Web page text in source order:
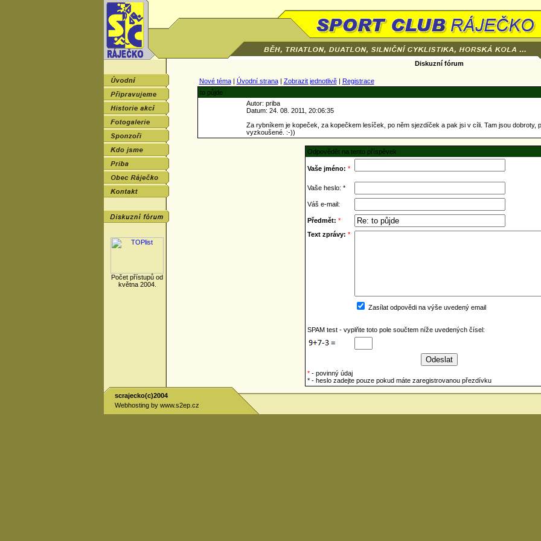
Počet přístupů od
května 2004.
Diskuzní fórum
Nové téma| Úvodní strana| Zobrazit jednotlivě| Registrace
to půjde
Autor: priba
Datum: 24. 08. 2011, 20:06:35
Za rybníkem je kopeček, za kopečkem lesíček, po něm sjezdíček a pak jsi v cíli. Tam jsou dobroty,
vyzkoušené. :-))
Odpovědět na tento příspěvek
Vaše jméno: *
Vaše heslo: *
Váš e-mail:
Předmět: *
Text zprávy: *
Zasílat odpovědi na výše uvedený email
SPAM test - vyplňte toto pole součtem níže uvedených čísel:
*- povinný údaj
* - heslo zadejte pouze pokud máte zaregistrovanou přezdívku
scrajecko(c)2004
Webhosting by www.s2ep.cz